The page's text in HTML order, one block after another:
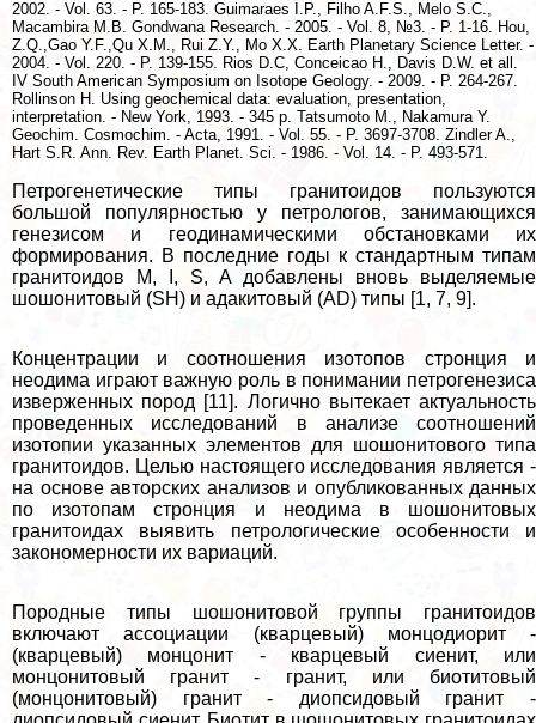
2002. - Vol. 63. - P. 165-183. Guimaraes I.P., Filho A.F.S., Melo S.C.,
Macambira M.B. Gondwana Research. - 2005. - Vol. 8, №3. - P. 1-16. Hou,
Z.Q.,Gao Y.F.,Qu X.M., Rui Z.Y., Mo X.X. Earth Planetary Science Letter. -
2004. - Vol. 220. - P. 139-155. Rios D.C, Conceicao H., Davis D.W. et all.
IV South American Symposium on Isotope Geology. - 2009. - P. 264-267.
Rollinson H. Using geochemical data: evaluation, presentation,
interpretation. - New York, 1993. - 345 p. Tatsumoto M., Nakamura Y.
Geochim. Cosmochim. - Acta, 1991. - Vol. 55. - P. 3697-3708. Zindler A.,
Hart S.R. Ann. Rev. Earth Planet. Sci. - 1986. - Vol. 14. - P. 493-571.
Петрогенетические типы гранитоидов пользуются
большой популярностью у петрологов, занимающихся
генезисом и геодинамическими обстановками их
формирования. В последние годы к стандартным типам
гранитоидов M, I, S, A добавлены вновь выделяемые
шошонитовый (SH) и адакитовый (AD) типы [1, 7, 9].
Концентрации и соотношения изотопов стронция и
неодима играют важную роль в понимании петрогенезиса
изверженных пород [11]. Логично вытекает актуальность
проведенных исследований в анализе соотношений
изотопии указанных элементов для шошонитового типа
гранитоидов. Целью настоящего исследования является -
на основе авторских анализов и опубликованных данных
по изотопам стронция и неодима в шошонитовых
гранитоидах выявить петрологические особенности и
закономерности их вариаций.
Породные типы шошонитовой группы гранитоидов
включают ассоциации (кварцевый) монцодиорит -
(кварцевый) монцонит - кварцевый сиенит, или
монцонитовый гранит - гранит, или биотитовый
(монцонитовый) гранит - диопсидовый гранит -